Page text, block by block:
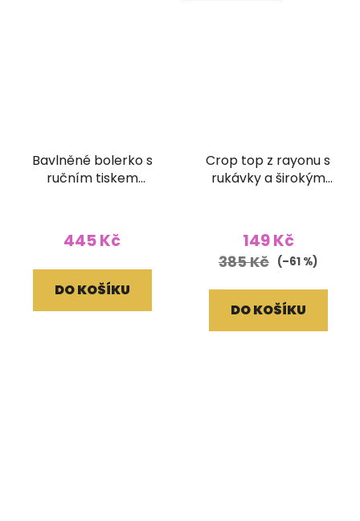
Bavlněné bolerko s
ručním tiskem
445 Kč
DO KOŠÍKU
Crop top z rayonu s
rukávky a širokým
149 Kč
385 Kč (–61 %)
DO KOŠÍKU